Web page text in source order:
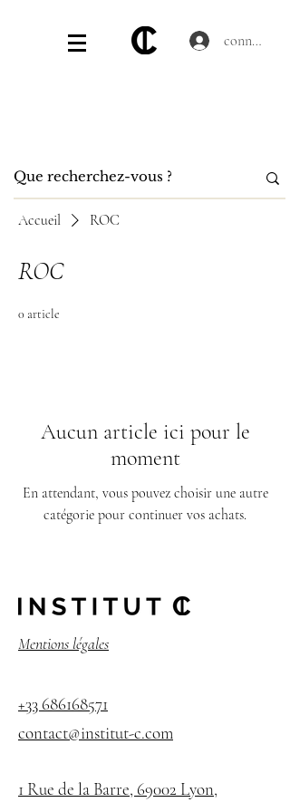
connecter
Accueil ROC
ROC
0 article
Aucun article ici pour le
moment
En attendant, vous pouvez choisir une autre
catégorie pour continuer vos achats.
Mentions légales
+33 686168571
contact@institut-c.com
1 Rue de la Barre, 69002 Lyon,